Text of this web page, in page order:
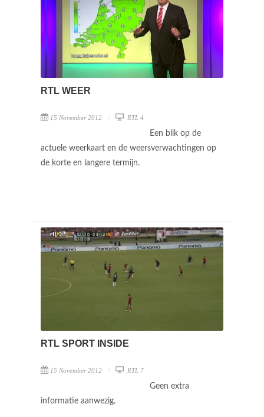
RTL WEER
15 November 2012 RTL 4
Een blik op de
actuele weerkaart en de weersverwachtingen op
de korte en langere termijn.
RTL SPORT INSIDE
15 November 2012 RTL 7
Geen extra
informatie aanwezig.